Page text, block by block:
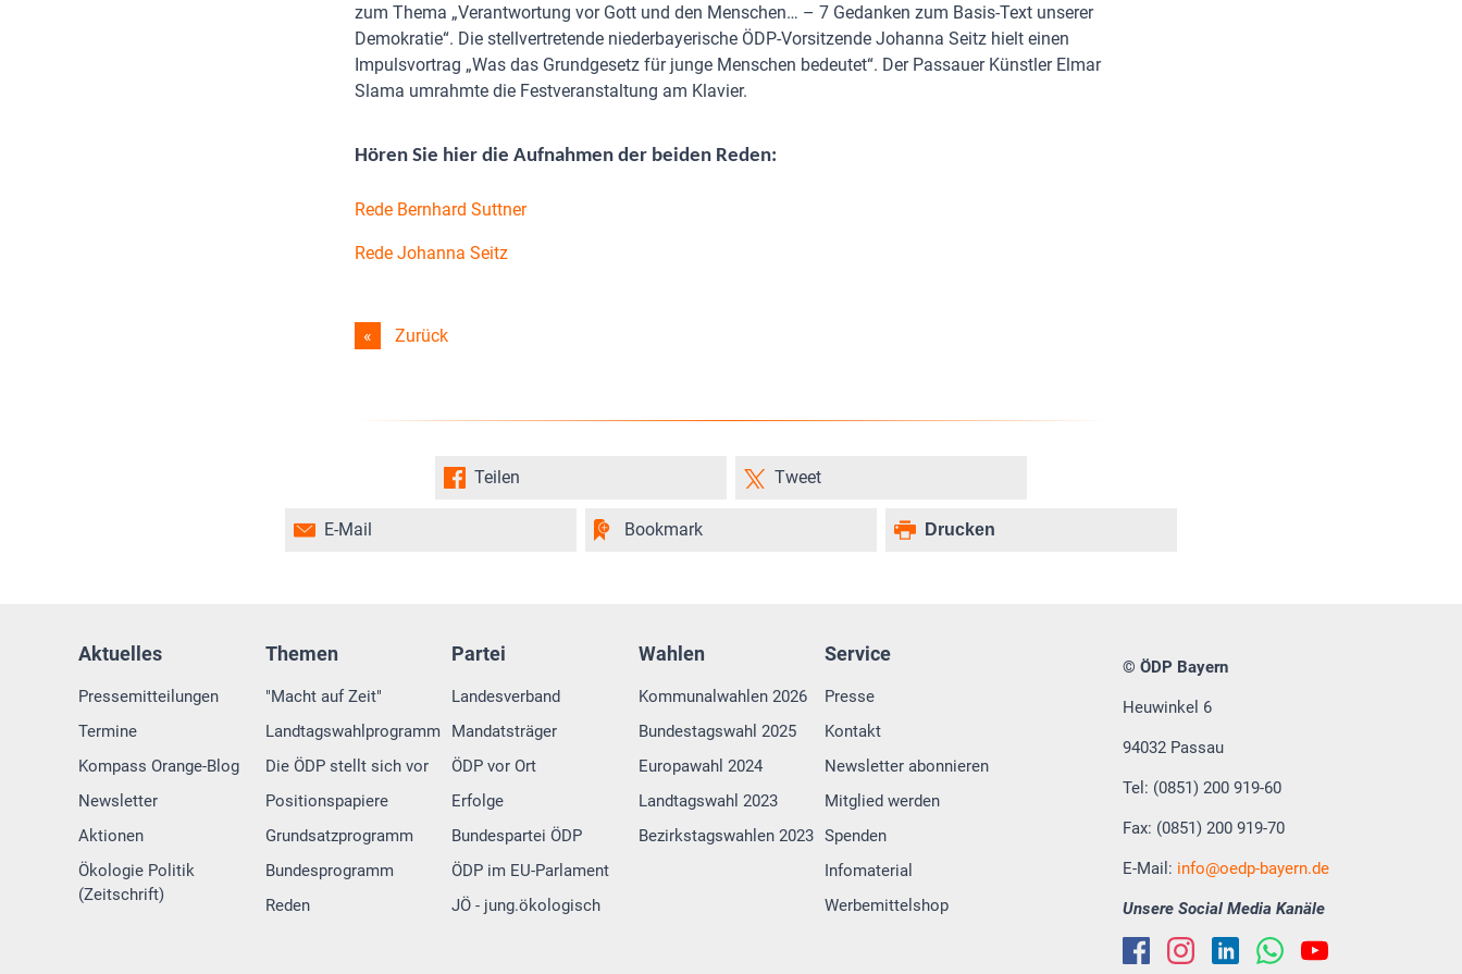
zum Thema „Verantwortung vor Gott und den Menschen… – 7 Gedanken zum Basis-Text unserer
Demokratie“. Die stellvertretende niederbayerische ÖDP-Vorsitzende Johanna Seitz hielt einen
Impulsvortrag „Was das Grundgesetz für junge Menschen bedeutet“. Der Passauer Künstler Elmar
Slama umrahmte die Festveranstaltung am Klavier.
Hören Sie hier die Aufnahmen der beiden Reden:
Rede Bernhard Suttner
Rede Johanna Seitz
Zurück
Teilen Tweet
E-Mail Bookmark Drucken
Aktuelles
Pressemitteilungen
Termine
Kompass Orange-Blog
Newsletter
Aktionen
Ökologie Politik
(Zeitschrift)
Themen
"Macht auf Zeit"
Landtagswahlprogramm
Die ÖDP stellt sich vor
Positionspapiere
Grundsatzprogramm
Bundesprogramm
Reden
Partei
Landesverband
Mandatsträger
ÖDP vor Ort
Erfolge
Bundespartei ÖDP
ÖDP im EU-Parlament
JÖ - jung.ökologisch
Wahlen
Kommunalwahlen 2026
Bundestagswahl 2025
Europawahl 2024
Landtagswahl 2023
Bezirkstagswahlen 2023
Service
Presse
Kontakt
Newsletter abonnieren
Mitglied werden
Spenden
Infomaterial
Werbemittelshop
© ÖDP Bayern
Heuwinkel 6
94032 Passau
Tel: (0851) 200 919-60
Fax: (0851) 200 919-70
E-Mail: info oedp-bayern.de
Unsere Social Media Kanäle